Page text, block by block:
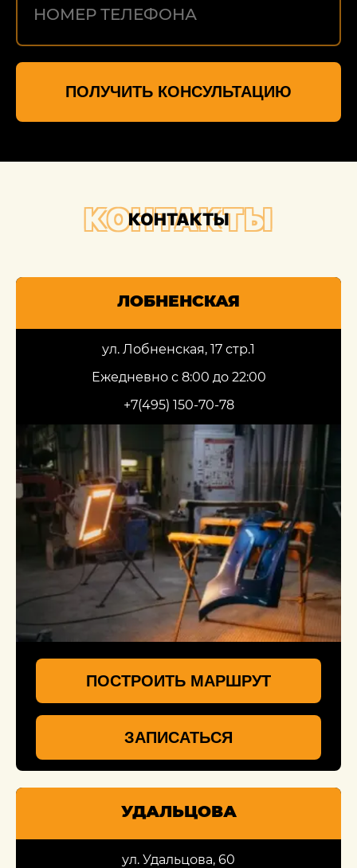
ПОЛУЧИТЬ КОНСУЛЬТАЦИЮ
КОНТАКТЫ
КОНТАКТЫ
ЛОБНЕНСКАЯ
ул. Лобненская, 17 стр.1
Ежедневно с 8:00 до 22:00
+7(495) 150-70-78
ПОСТРОИТЬ МАРШРУТ
ЗАПИСАТЬСЯ
УДАЛЬЦОВА
ул. Удальцова, 60